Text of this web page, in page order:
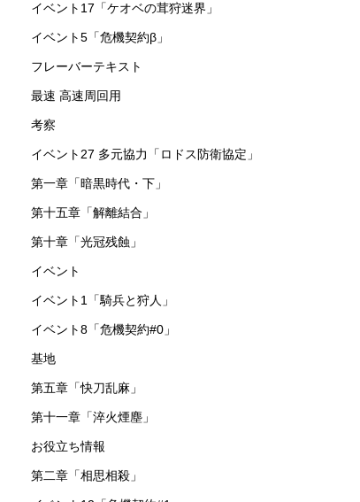
イベント17「ケオベの茸狩迷界」
イベント5「危機契約β」
フレーバーテキスト
最速 高速周回用
考察
イベント27 多元協力「ロドス防衛協定」
第一章「暗黒時代・下」
第十五章「解離結合」
第十章「光冠残蝕」
イベント
イベント1「騎兵と狩人」
イベント8「危機契約#0」
基地
第五章「快刀乱麻」
第十一章「淬火煙塵」
お役立ち情報
第二章「相思相殺」